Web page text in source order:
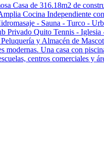
Casa de 316.18m2 de
Cocina Independiente
- Sauna - Turco -
Quito Tennis -
y Almacén de
Una casa con
centros comerciales y